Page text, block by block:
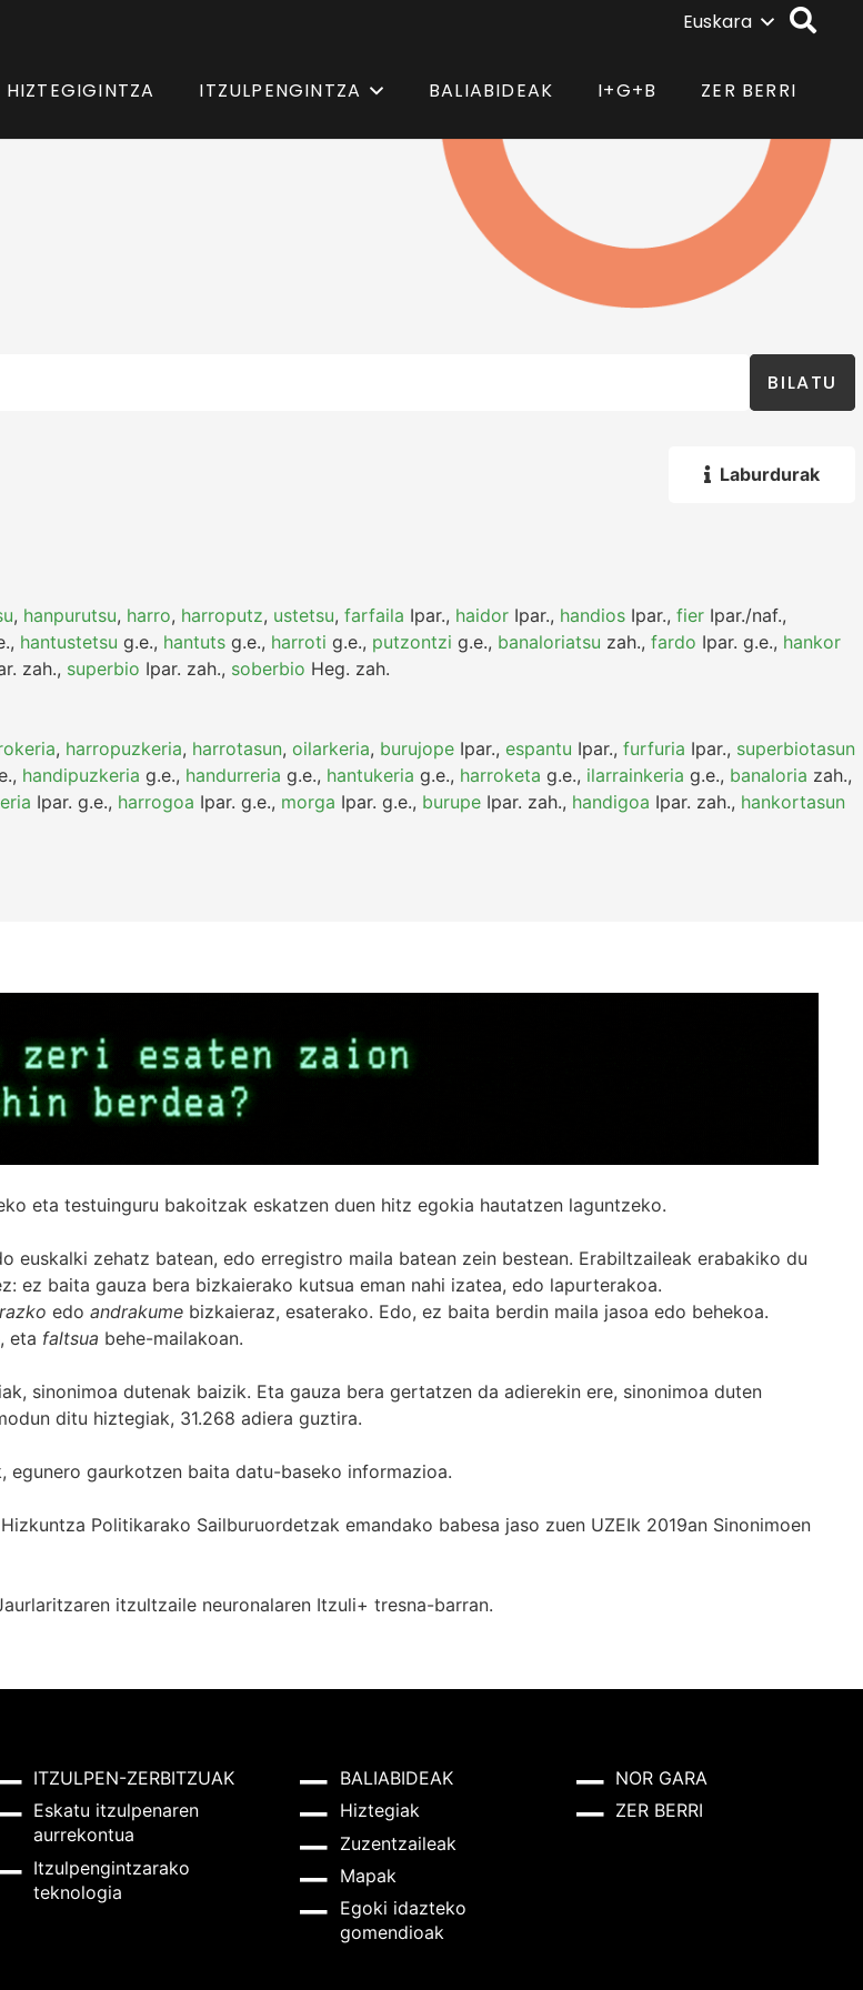
Euskara
ITZULPENGINTZA BALIABIDEAK I+G+B ZER BERRI
BILATU
Laburdurak
, hanpurutsu, harro, harroputz, ustetsu, farfaila Ipar., haidor Ipar., handios Ipar., fier Ipar./naf.,
, hantustetsu g.e., hantuts g.e., harroti g.e., putzontzi g.e., banaloriatsu zah., fardo Ipar. g.e., hankor
zah., superbio Ipar. zah., soberbio Heg. zah.
, harropuzkeria, harrotasun, oilarkeria, burujope Ipar., espantu Ipar., furfuria Ipar., superbiotasun
, handipuzkeria g.e., handurreria g.e., hantukeria g.e., harroketa g.e., ilarrainkeria g.e., banaloria zah.,
Ipar. g.e., harrogoa Ipar. g.e., morga Ipar. g.e., burupe Ipar. zah., handigoa Ipar. zah., hankortasun
eta testuinguru bakoitzak eskatzen duen hitz egokia hautatzen laguntzeko.
zehatz batean, edo erregistro maila batean zein bestean. Erabiltzaileak erabakiko du
ez baita gauza bera bizkaierako kutsua eman nahi izatea, edo lapurterakoa.
edo andrakume bizkaieraz, esaterako. Edo, ez baita berdin maila jasoa edo behekoa.
eta faltsua behe-mailakoan.
sinonimoa dutenak baizik. Eta gauza bera gertatzen da adierekin ere, sinonimoa duten
ditu hiztegiak, 31.268 adiera guztira.
egunero gaurkotzen baita datu-baseko informazioa.
Politikarako Sailburuordetzak emandako babesa jaso zuen UZEIk 2019an Sinonimoen
itzultzaile neuronalaren Itzuli+ tresna-barran.
ITZULPEN-ZERBITZUAK
Eskatu itzulpenaren
aurrekontua
Itzulpengintzarako
teknologia
BALIABIDEAK
Hiztegiak
Zuzentzaileak
Mapak
Egoki idazteko
gomendioak
NOR GARA
ZER BERRI